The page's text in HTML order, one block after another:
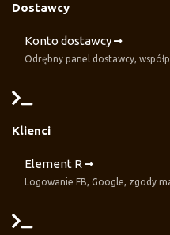
Dostawcy
Konto dostawcy
Odrębny panel dostawcy,
Klienci
Element R
Logowanie FB, Google, zgody